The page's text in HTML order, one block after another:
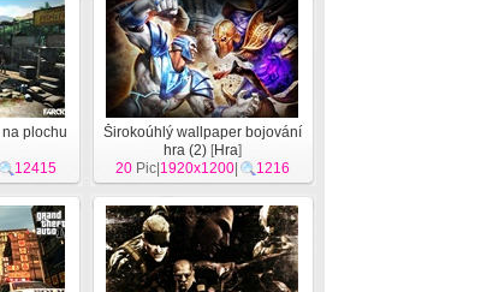
na plochu
12415
Širokoúhlý wallpaper bojování
hra (2)[Hra]
20Pic| 1920x1200| 1216